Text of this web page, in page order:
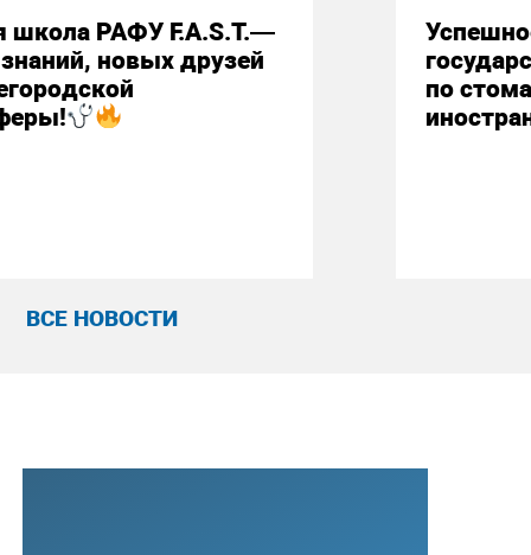
школа РАФУ F.A.S.T.—
новых друзей
по
ВСЕ НОВОСТИ